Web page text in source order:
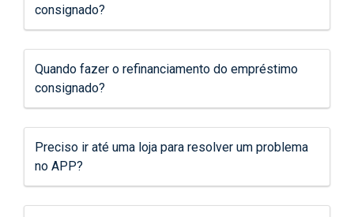
consignado?
Quando fazer o refinanciamento do empréstimo
consignado?
Preciso ir até uma loja para resolver um problema
no APP?